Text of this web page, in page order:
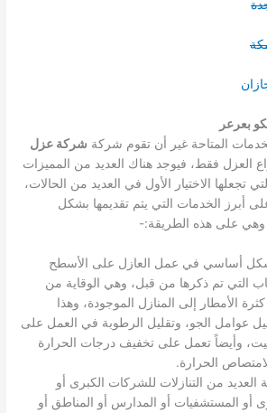
بعرعر
المتاحة غير أن تقوم شركة شركة عزل
العزل فقط، فيوجد هناك العديد من المميزات
تجعلها الاختيار الأول في العديد من الحالات،
أبرز الخدمات التي يتم تقديمها بشكل
على هذه الطريقة:-
أساسي في عمل العازل على الأسطح
التي تم ذكرها من قبل، وهي الوقاية من
الأمطار إلى المنازل الموجودة، وهذا
عوامل الجو، وتقليل الرطوبة في العمل على
وأيضاً تعمل على تخفيف درجات الحرارة
الحرارة.
العديد من التنازلات للشركات الكبرى أو
أو المستشفيات أو المدارس أو المناطق أو